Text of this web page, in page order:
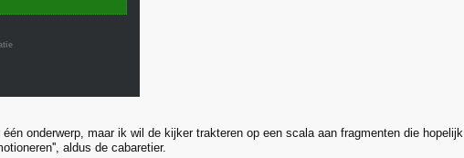
onderwerp, maar ik wil de kijker trakteren op een scala aan fragmenten die hopelijk
aldus de cabaretier.